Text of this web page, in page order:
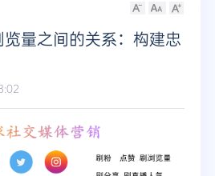
量之间的关系：构建忠